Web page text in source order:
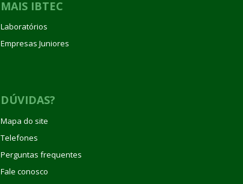
MAIS IBTEC
Laboratórios
Empresas Juniores
DÚVIDAS?
Mapa do site
Telefones
Perguntas frequentes
Fale conosco